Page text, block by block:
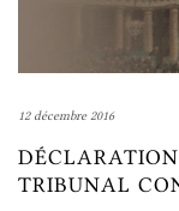
12 décembre 2016
TRIBUNAL